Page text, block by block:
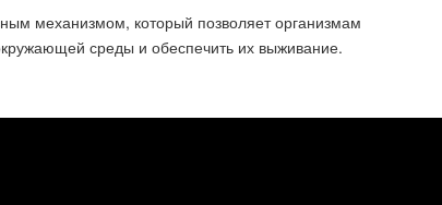
механизмом, который позволяет организмам
среды и обеспечить их выживание.